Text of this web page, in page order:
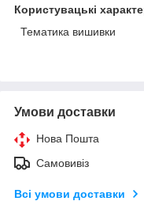
Користувацькі
Тематика вишивки
Умови доставки
Нова Пошта
Самовивіз
Всі умови доставки